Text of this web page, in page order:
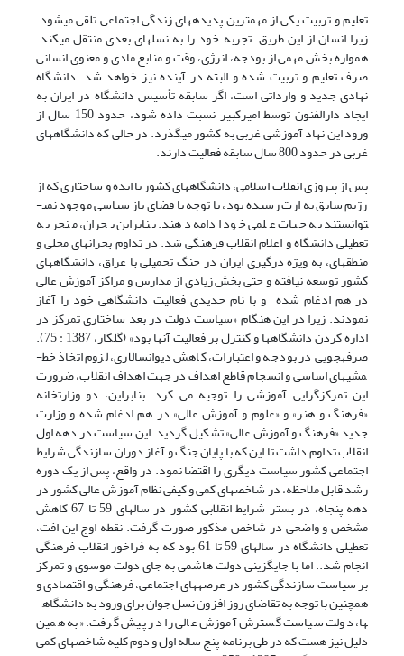
تعلیم و تربیت یکی از مهمترین پدیده­های زندگی اجتماعی تلقی می­شود.
زیرا انسان از این طریق تجربه خود را به نسل­های بعدی منتقل می­کند.
همواره بخش مهمی از بودجه، انرژی، وقت و منابع مادی و معنوی انسانی
صرف تعلیم و تربیت شده و البته در آینده نیز خواهد شد. دانشگاه
نهادی جدید و وارداتی است، اگر سابقه تأسیس دانشگاه در ایران به
ایجاد دارالفنون توسط امیرکبیر نسبت داده شود، حدود 150 سال از
ورود این نهاد آموزشی غربی به کشور می­گذرد. در حالی که دانشگاه­های
غربی در حدود 800 سال سابقه فعالیت دارند.
پس از پیروزی انقلاب اسلامی، دانشگاه­های کشور با ایده و ساختاری که از
رژیم سابق به ارث رسیده بود، با توجه با فضای باز سیاسی موجود نمی­
توانستند به حیات علمی خود ادامه دهند. بنابراین بحران، منجر به
تعطیلی دانشگاه و اعلام انقلاب فرهنگی شد. در تداوم بحران­های محلی و
منطقه­ای، به ویژه درگیری ایران در جنگ تحمیلی با عراق، دانشگاه­های
کشور توسعه نیافته و حتی بخش زیادی از مدارس و مراکز آموزش عالی
در هم ادغام شده و با نام جدیدی فعالیت دانشگاهی خود را آغاز
نمودند. زیرا در این هنگام «سیاست دولت در بعد ساختاری تمرکز در
اداره کردن دانشگاه­ها و کنترل بر فعالیت آنها بود» (گلکار، 1387 : 75).
صرفه­جویی در بودجه و اعتبارات، کاهش دیوان­سالاری، لزوم اتخاذ خط­
مشی­های اساسی و انسجام قاطع اهداف در جهت اهداف انقلاب، ضرورت
این تمرکزگرایی آموزشی را توجیه می کرد. بنابراین، دو وزارتخانه
«فرهنگ و هنر» و «علوم و آموزش عالی» در هم ادغام شده و وزارت
جدید «فرهنگ و آموزش عالی» تشکیل گردید. این سیاست در دهه اول
انقلاب تداوم داشت تا این که با پایان جنگ و آغاز دوران سازندگی شرایط
اجتماعی کشور سیاست دیگری را اقتضا نمود. در واقع، پس از یک دوره
رشد قابل ملاحظه، در شاخص­های کمی و کیفی نظام آموزش عالی کشور در
دهه پنجاه، در بستر شرایط انقلابی کشور در سال­های 59 تا 67 کاهش
مشخص و واضحی در شاخص مذکور صورت گرفت. نقطه اوج این افت،
تعطیلی دانشگاه در سال­های 59 تا 61 بود که به فراخور انقلاب فرهنگی
انجام شد.. اما با جایگزینی دولت هاشمی به جای دولت موسوی و تمرکز
بر سیاست سازندگی کشور در عرصه­های اجتماعی، فرهنگی و اقتصادی و
همچنین با توجه به تقاضای روز افزون نسل جوان برای ورود به دانشگاه­
ها، دولت سیاست گسترش آموزش عالی را در پیش گرفت. «به همین
دلیل نیز هست که در طی برنامه پنج ساله اول و دوم کلیه شاخص­های کمی